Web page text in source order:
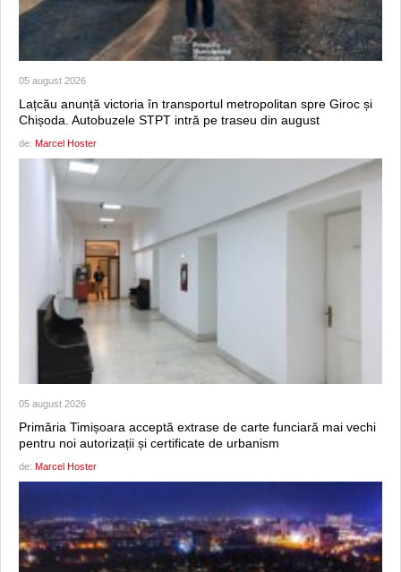
05 august 2026
Lațcău anunță victoria în transportul metropolitan spre Giroc și
Chișoda. Autobuzele STPT intră pe traseu din august
de: Marcel Hoster
05 august 2026
Primăria Timișoara acceptă extrase de carte funciară mai vechi
pentru noi autorizații și certificate de urbanism
de: Marcel Hoster